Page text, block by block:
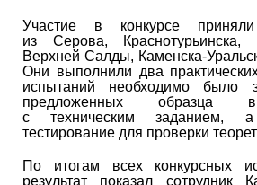
Участие в конкурсе
из Серова, Краснотурьинска,
Верхней Салды, Каменска-
Они выполнили два
испытаний необходимо было
предложенных образца в
с техническим заданием,
тестирование для проверки
По итогам всех конкурсных
результат показал сотрудник